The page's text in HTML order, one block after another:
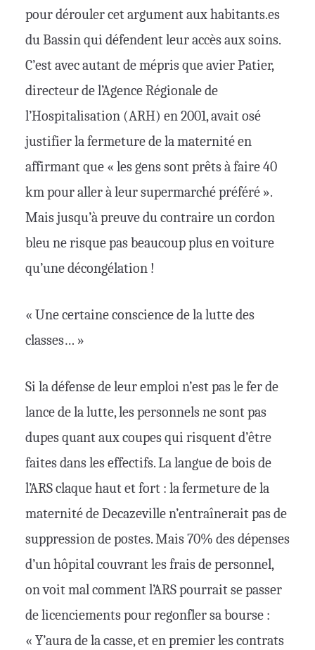
pour dérouler cet argument aux habitants.es
du Bassin qui défendent leur accès aux soins.
C’est avec autant de mépris que avier Patier,
directeur de l’Agence Régionale de
l’Hospitalisation (ARH) en 2001, avait osé
justifier la fermeture de la maternité en
affirmant que « les gens sont prêts à faire 40
km pour aller à leur supermarché préféré ».
Mais jusqu’à preuve du contraire un cordon
bleu ne risque pas beaucoup plus en voiture
qu’une décongélation !
« Une certaine conscience de la lutte des
classes… »
Si la défense de leur emploi n’est pas le fer de
lance de la lutte, les personnels ne sont pas
dupes quant aux coupes qui risquent d’être
faites dans les effectifs. La langue de bois de
l’ARS claque haut et fort : la fermeture de la
maternité de Decazeville n’entraînerait pas de
suppression de postes. Mais 70% des dépenses
d’un hôpital couvrant les frais de personnel,
on voit mal comment l’ARS pourrait se passer
de licenciements pour regonfler sa bourse :
« Y’aura de la casse, et en premier les contrats